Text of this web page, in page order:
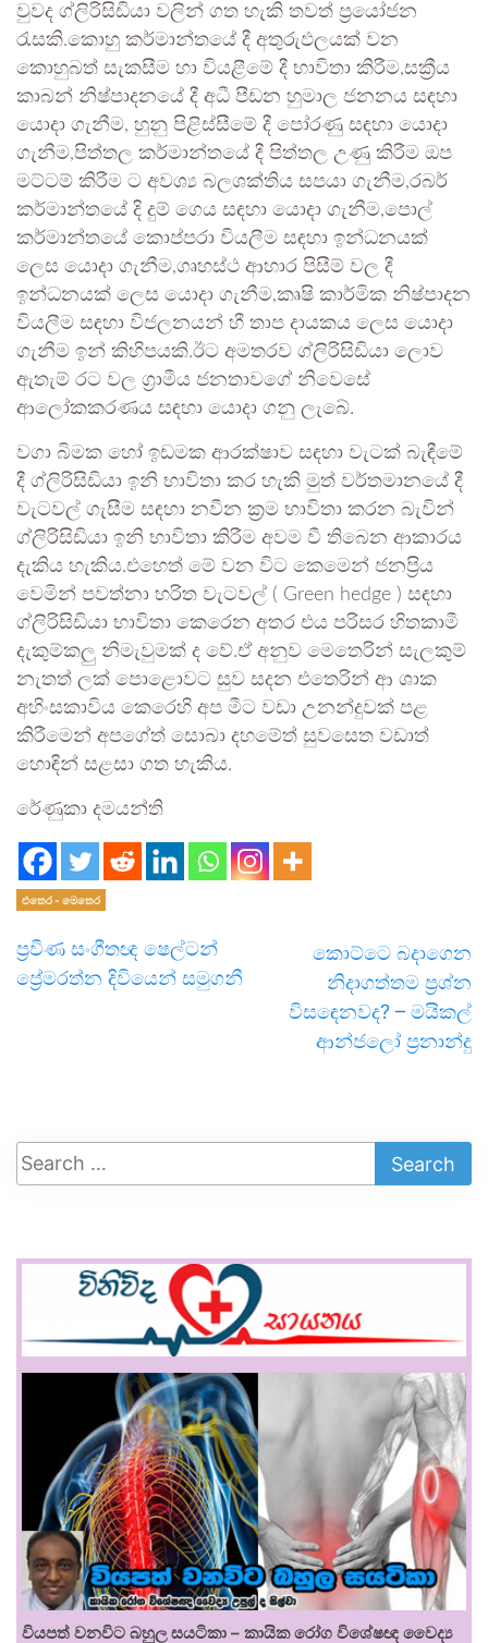
වුවද ග්ලිරිසිඩියා වලින් ගත හැකි තවත් ප්‍රයෝජන
රැසකි.කොහු කර්මාන්තයේ දී අතුරුඵලයක් වන
කොහුබත් සැකසීම හා වියළීමේ දී භාවිතා කිරීම,සක්‍රීය
කාබන් නිෂ්පාදනයේ දී අධී පීඩන හුමාල ජනනය සඳහා
යොදා ගැනීම, හුනු පිළිස්සීමේ දී පෝරණු සඳහා යොදා
ගැනීම,පිත්තල කර්මාන්තයේ දී පිත්තල උණු කිරීම ඔප
මට්ටම් කිරීම ට අවශ්‍ය බලශක්තිය සපයා ගැනීම,රබර්
කර්මාන්තයේ දි දුම් ගෙය සඳහා යොදා ගැනීම,පොල්
කර්මාන්තයේ කොප්පරා වියලීම සඳහා ඉන්ධනයක්
ලෙස යොදා ගැනීම,ගෘහස්ථ ආහාර පිසීම් වල දී
ඉන්ධනයක් ලෙස යොදා ගැනීම,කෘෂි කාර්මික නිෂ්පාදන
වියලීම සඳහා විජලනයන් හී තාප දායකය ලෙස යොදා
ගැනීම ඉන් කිහිපයකි.ඊට අමතරව ග්ලිරිසිඩියා ලොව
ඇතැම් රට වල ග්‍රාමීය ජනතාවගේ නිවෙසේ
ආලෝකකරණය සඳහා යොදා ගනු ලැබේ.
වගා බිමක හෝ ඉඩමක ආරක්ෂාව සඳහා වැටක් බැඳීමේ
දී ග්ලිරිසිඩියා ඉනි භාවිතා කර හැකි මුත් වර්තමානයේ දී
වැටවල් ගැසීම සඳහා නවීන ක්‍රම භාවිතා කරන බැවින්
ග්ලිරිසිඩියා ඉනි භාවිතා කිරීම අවම වී තිබෙන ආකාරය
දැකිය හැකිය.එහෙත් මේ වන විට කෙමෙන් ජනප්‍රිය
වෙමින් පවත්නා හරිත වැටවල් ( Green hedge ) සඳහා
ග්ලිරිසිඩියා භාවිතා කෙරෙන අතර එය පරිසර හිතකාමී
දැකුම්කලු නිමැවුමක් ද වේ.ඒ අනුව මෙතෙරින් සැලකුම්
නැතත් ලක් පොළොවට සුව සදන එතෙරින් ආ ශාක
අහිංසකාවිය කෙරෙහි අප මීට වඩා උනන්දුවක් පළ
කිරීමෙන් අපගේත් සොබා දහමේත් සුවසෙත වඩාත්
හොඳින් සළසා ගත හැකිය.
රේණුකා දමයන්ති
එතෙර - මෙතෙර
ප්‍රවීණ සංගීතඥ ෂෙල්ටන්
ප්‍රේමරත්න දිවියෙන් සමුගනී
කොට්ටෙ බදාගෙන
නිදාගත්තම ප්‍රශ්න
විසඳෙනවද? – මයිකල්
ආන්ජලෝ ප්‍රනාන්දු
වියපත් වනවිට බහුල සයටිකා – කායික රෝග විශේෂඥ වෛද්‍ය